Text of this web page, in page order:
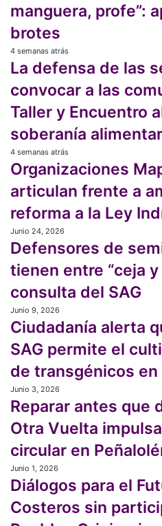
nueva
regulación
del
SAG
vez
que
riego
con
una
manguera,
profe”:
aprender
de
los
brotes
manguera, profe”:
brotes
La
defensa
las
semillas
a
convocar
a
comunidades
en
Taller
y
Encuentro
abierto
soberanía
alimentaria
y
agroecología
4 semanas atrás
La defensa de las
convocar a las
Taller y Encuentro
soberanía
Organizaciones
Mapuche
articulan
frente
a
amenazas
de
reforma
la
Ley
Indígena
4 semanas atrás
Organizaciones
articulan frente a
reforma a la Ley
Defensores
de
semillas
en
todo
Chile
tienen
entre
“ceja
ceja”
la
nueva
consulta
del
SAG
Junio 24, 2026
Defensores de
tienen entre “ceja y
consulta del SAG
Ciudadanía
alerta
que
resolución
del
SAG
permite
el
cultivo
desregulado
de
transgénicos
en
Chile
Junio 9, 2026
Ciudadanía alerta
SAG permite el
de transgénicos en
Reparar
antes
que
desechar:
Festival
Otra
Vuelta
impulsa
la
economía
Junio 3, 2026
Reparar antes que
Otra Vuelta
circular en
Diálogos
para
el
Futuro
Junio 1, 2026
Diálogos para el
Costeros sin